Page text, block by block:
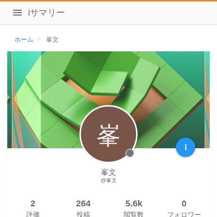
iサマリー
ホーム 峯文
峯
峯文
@峯文
2
評価
264
投稿
5.6k
閲覧数
0
フォロワー